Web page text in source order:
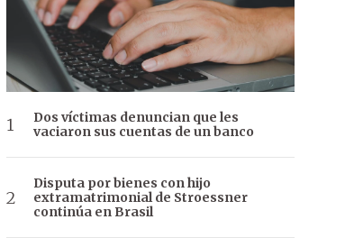
Dos víctimas denuncian que les
vaciaron sus cuentas de un banco
Disputa por bienes con hijo
extramatrimonial de Stroessner
continúa en Brasil